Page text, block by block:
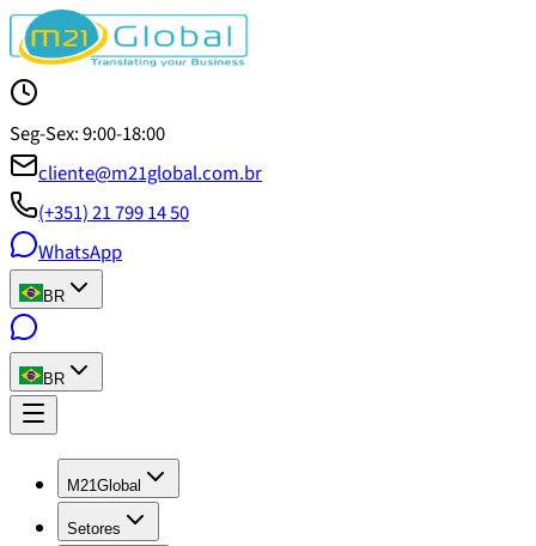
Seg-Sex: 9:00-18:00
cliente@m21global.com.br
(+351) 21 799 14 50
WhatsApp
BR
BR
M21Global
Setores